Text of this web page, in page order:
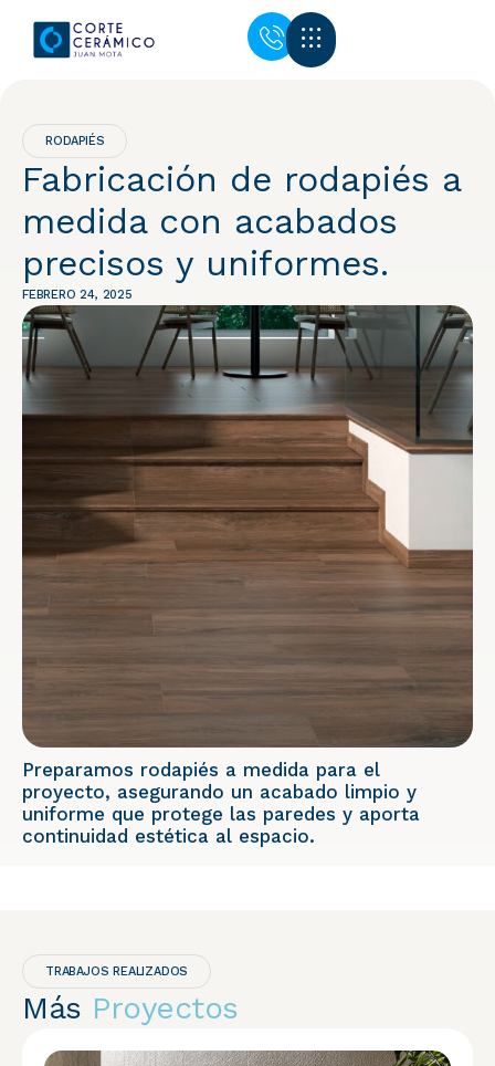
RODAPIÉS
Fabricación de rodapiés a
medida con acabados
precisos y uniformes.
FEBRERO 24, 2025
Preparamos rodapiés a medida para el
proyecto, asegurando un acabado limpio y
uniforme que protege las paredes y aporta
continuidad estética al espacio.
TRABAJOS REALIZADOS
Más Proyectos